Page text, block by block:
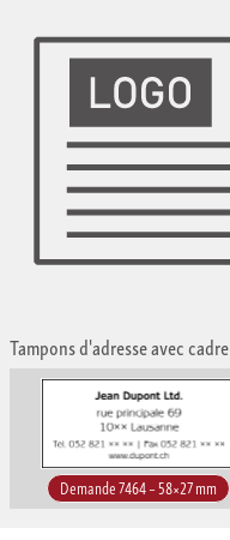
Tampons d'adresse avec cadre
Demande 7464 – 58×27 mm